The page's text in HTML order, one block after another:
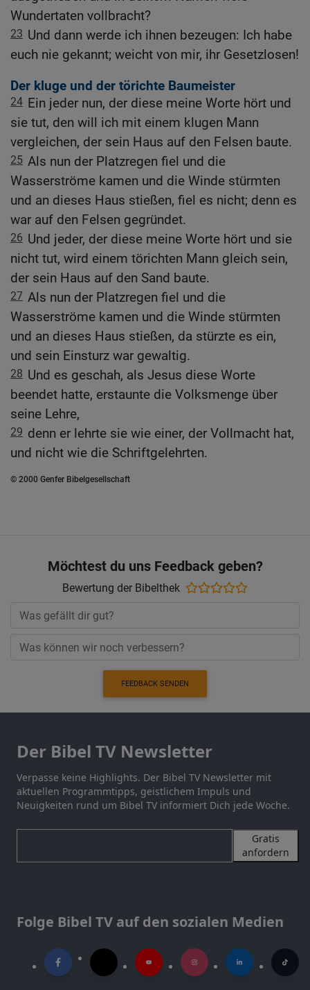
Wundertaten vollbracht?
23 Und dann werde ich ihnen bezeugen: Ich habe
euch nie gekannt; weicht von mir, ihr Gesetzlosen!
Der kluge und der törichte Baumeister
24 Ein jeder nun, der diese meine Worte hört und
sie tut, den will ich mit einem klugen Mann
vergleichen, der sein Haus auf den Felsen baute.
25 Als nun der Platzregen fiel und die
Wasserströme kamen und die Winde stürmten
und an dieses Haus stießen, fiel es nicht; denn es
war auf den Felsen gegründet.
26 Und jeder, der diese meine Worte hört und sie
nicht tut, wird einem törichten Mann gleich sein,
der sein Haus auf den Sand baute.
27 Als nun der Platzregen fiel und die
Wasserströme kamen und die Winde stürmten
und an dieses Haus stießen, da stürzte es ein,
und sein Einsturz war gewaltig.
28 Und es geschah, als Jesus diese Worte
beendet hatte, erstaunte die Volksmenge über
seine Lehre,
29 denn er lehrte sie wie einer, der Vollmacht hat,
und nicht wie die Schriftgelehrten.
© 2000 Genfer Bibelgesellschaft
Möchtest du uns Feedback geben?
Bewertung der Bibelthek
FEEDBACK SENDEN
Der Bibel TV Newsletter
Verpasse keine Highlights. Der Bibel TV Newsletter mit
aktuellen Programmtipps, geistlichem Impuls und
Neuigkeiten rund um Bibel TV informiert Dich jede Woche.
Gratis
anfordern
Folge Bibel TV auf den sozialen Medien